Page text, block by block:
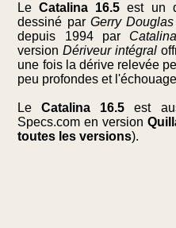
LeCatalina 16.5 est un
dessiné parGerry Douglas
depuis 1994 par
versionDériveur intégral
une fois la dérive relevée
peu profondes et
LeCatalina 16.5 est
Specs.com en version
toutes les versions).